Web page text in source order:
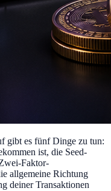
gibt es fünf Dinge zu tun:
ist, die Seed-
Faktor-
allgemeine Richtung
deiner Transaktionen